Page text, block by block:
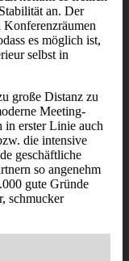
an. Der
es möglich ist,
selbst in
große Distanz zu
Meeting-
in erster Linie auch
die intensive
geschäftliche
so angenehm
gute Gründe
schmucker